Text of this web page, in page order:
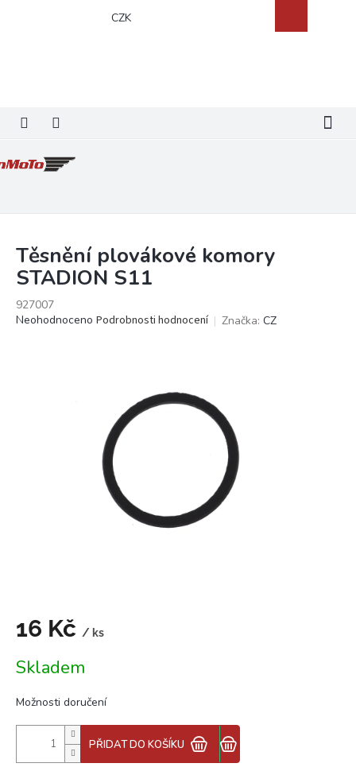
CZK
košík
Těsnění plovákové komory
STADION S11
927007
Průměrné
Neohodnoceno Podrobnosti hodnocení Značka: CZ
16 Kč / ks
cena:
Skladem
Možnosti doručení
PŘIDAT DO KOŠÍKU